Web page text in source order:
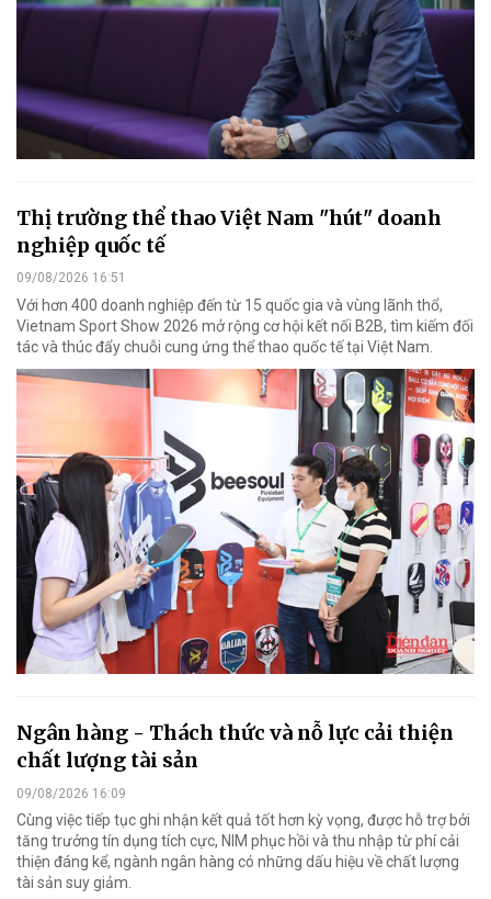
Thị trường thể thao Việt Nam "hút" doanh
nghiệp quốc tế
09/08/2026 16:51
Với hơn 400 doanh nghiệp đến từ 15 quốc gia và vùng lãnh thổ,
Vietnam Sport Show 2026 mở rộng cơ hội kết nối B2B, tìm kiếm đối
tác và thúc đẩy chuỗi cung ứng thể thao quốc tế tại Việt Nam.
Ngân hàng - Thách thức và nỗ lực cải thiện
chất lượng tài sản
09/08/2026 16:09
Cùng việc tiếp tục ghi nhận kết quả tốt hơn kỳ vọng, được hỗ trợ bởi
tăng trưởng tín dụng tích cực, NIM phục hồi và thu nhập từ phí cải
thiện đáng kể, ngành ngân hàng có những dấu hiệu về chất lượng
tài sản suy giảm.